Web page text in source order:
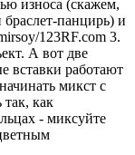
износа (скажем,
панцирь) и
123RF.com 3.
А вот две
вставки работают
микст с
так, как
- миксуйте